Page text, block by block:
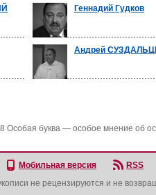
Геннадий Гудков
Андрей
Особая буква — особое мнение об
Мобильная версия
RSS
не рецензируются и не